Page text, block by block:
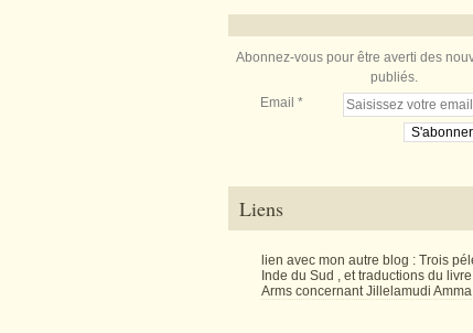
Abonnez-vous pour être averti des
publiés.
Email
Liens
lien avec mon autre blog : Trois
Inde du Sud , et traductions du
Arms concernant Jillelamudi Amma